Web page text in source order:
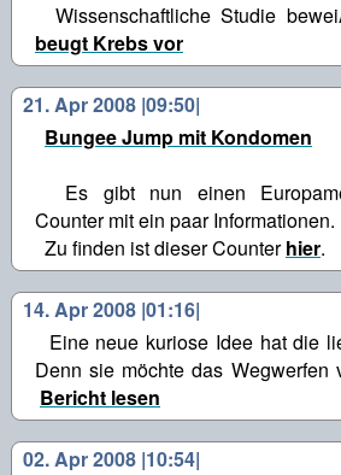
Wissenschaftliche Studie
beugt Krebs vor
21. Apr 2008 |09:50|
Bungee Jump mit Kondomen
Es gibt nun einen
Counter mit ein paar Informationen.
Zu finden ist dieser Counterhier.
14. Apr 2008 |01:16|
Eine neue kuriose Idee hat die
Denn sie möchte das Wegwerfen
Bericht lesen
02. Apr 2008 |10:54|